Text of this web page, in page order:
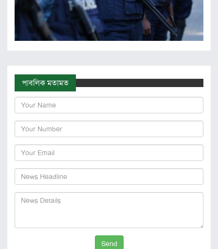
পাবলিক মতামত
Send